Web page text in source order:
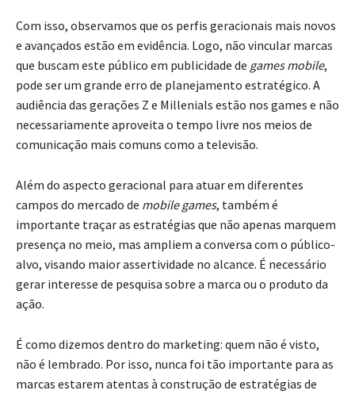
Com isso, observamos que os perfis geracionais mais novos
e avançados estão em evidência. Logo, não vincular marcas
que buscam este público em publicidade de games mobile,
pode ser um grande erro de planejamento estratégico. A
audiência das gerações Z e Millenials estão nos games e não
necessariamente aproveita o tempo livre nos meios de
comunicação mais comuns como a televisão.
Além do aspecto geracional para atuar em diferentes
campos do mercado de mobile games, também é
importante traçar as estratégias que não apenas marquem
presença no meio, mas ampliem a conversa com o público-
alvo, visando maior assertividade no alcance. É necessário
gerar interesse de pesquisa sobre a marca ou o produto da
ação.
É como dizemos dentro do marketing: quem não é visto,
não é lembrado. Por isso, nunca foi tão importante para as
marcas estarem atentas à construção de estratégias de